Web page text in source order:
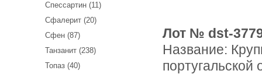
Спессартин (11)
Сфалерит (20)
Сфен (87)
Танзанит (238)
Топаз (40)
Лот № dst-
Название:
португальской